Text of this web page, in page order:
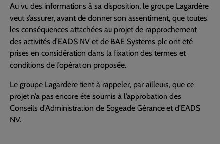
Au vu des informations à sa disposition, le groupe Lagardère
veut s’assurer, avant de donner son assentiment, que toutes
les conséquences attachées au projet de rapprochement
des activités d’EADS NV et de BAE Systems plc ont été
prises en considération dans la fixation des termes et
conditions de l’opération proposée.
Le groupe Lagardère tient à rappeler, par ailleurs, que ce
projet n’a pas encore été soumis à l’approbation des
Conseils d’Administration de Sogeade Gérance et d’EADS
NV.